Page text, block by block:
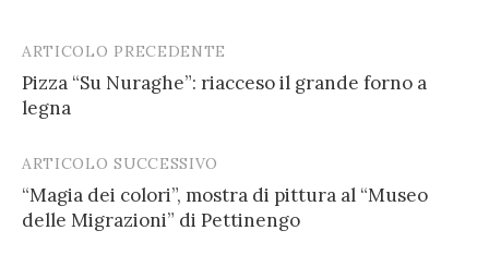
Post
navigation
ARTICOLO PRECEDENTE
Pizza “Su Nuraghe”: riacceso il grande forno a
legna
ARTICOLO SUCCESSIVO
“Magia dei colori”, mostra di pittura al “Museo
delle Migrazioni” di Pettinengo